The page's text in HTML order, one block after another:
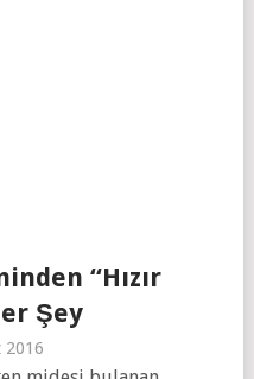
“Hızır
Şey
2016